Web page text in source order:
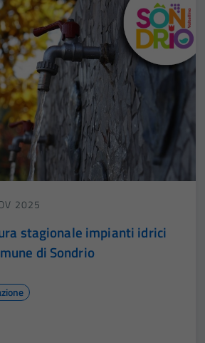
2025
stagionale impianti idrici
di Sondrio